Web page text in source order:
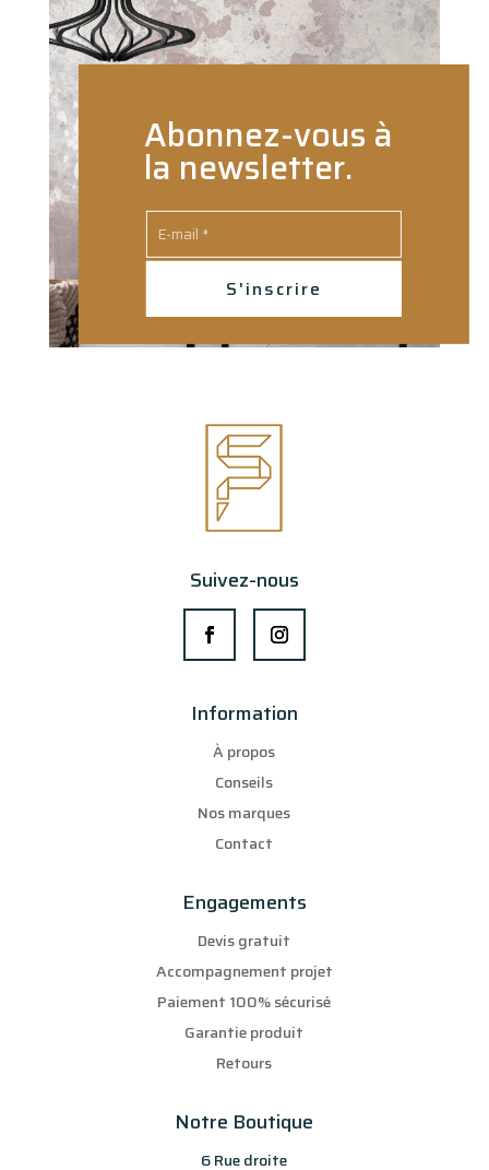
Abonnez-vous à
la newsletter.
S'inscrire
Suivez-nous
Information
À propos
Conseils
Nos marques
Contact
Engagements
Devis gratuit
Accompagnement projet
Paiement 100% sécurisé
Garantie produit
Retours
Notre Boutique
6 Rue droite